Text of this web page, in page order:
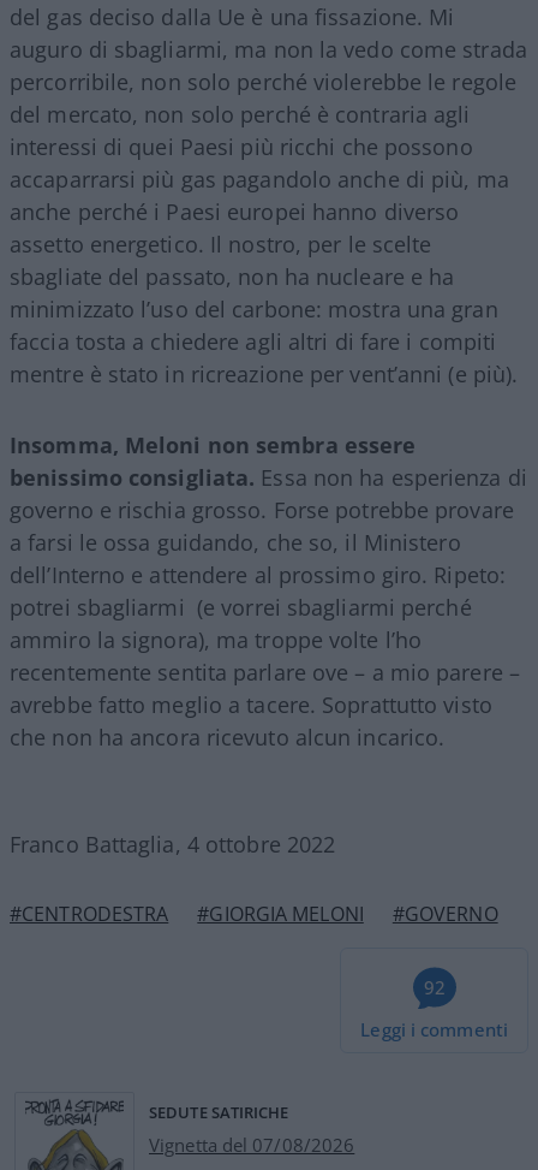
del gas deciso dalla Ue è una fissazione. Mi
auguro di sbagliarmi, ma non la vedo come strada
percorribile, non solo perché violerebbe le regole
del mercato, non solo perché è contraria agli
interessi di quei Paesi più ricchi che possono
accaparrarsi più gas pagandolo anche di più, ma
anche perché i Paesi europei hanno diverso
assetto energetico. Il nostro, per le scelte
sbagliate del passato, non ha nucleare e ha
minimizzato l’uso del carbone: mostra una gran
faccia tosta a chiedere agli altri di fare i compiti
mentre è stato in ricreazione per vent’anni (e più).
Insomma, Meloni non sembra essere
benissimo consigliata. Essa non ha esperienza di
governo e rischia grosso. Forse potrebbe provare
a farsi le ossa guidando, che so, il Ministero
dell’Interno e attendere al prossimo giro. Ripeto:
potrei sbagliarmi (e vorrei sbagliarmi perché
ammiro la signora), ma troppe volte l’ho
recentemente sentita parlare ove – a mio parere –
avrebbe fatto meglio a tacere. Soprattutto visto
che non ha ancora ricevuto alcun incarico.
Franco Battaglia, 4 ottobre 2022
#CENTRODESTRA #GIORGIA MELONI #GOVERNO
92
Leggi i commenti
SEDUTE SATIRICHE
Vignetta del 07/08/2026